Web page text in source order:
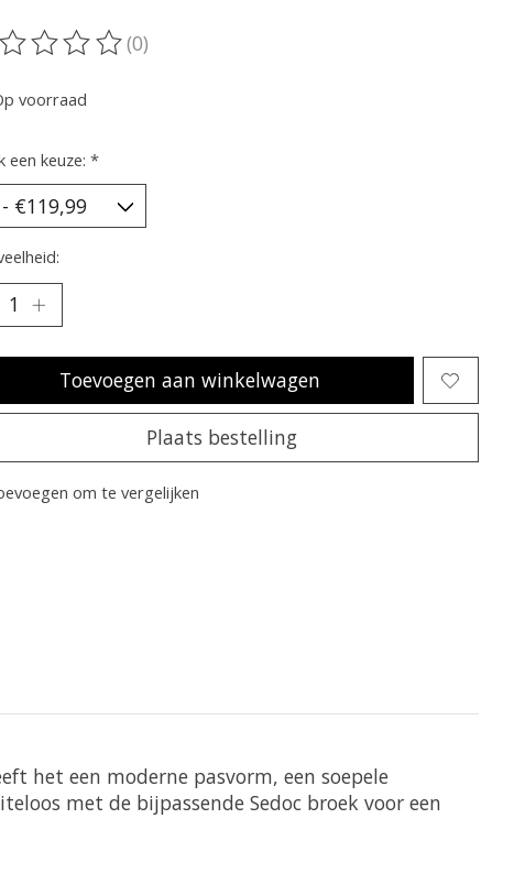
van dit product is
(0)
voorraad
een keuze: *
Toevoegen aan winkelwagen
Plaats bestelling
om te vergelijken
het een moderne pasvorm, een soepele
met de bijpassende Sedoc broek voor een